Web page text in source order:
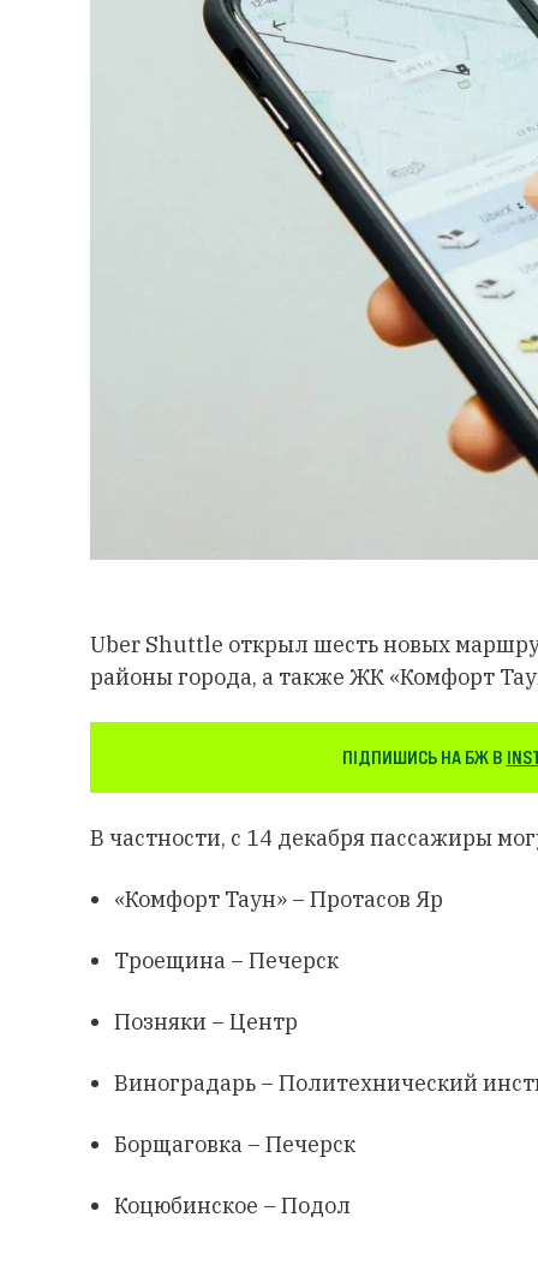
Uber Shuttle открыл шесть новых
районы города, а также ЖК «Комфорт
ПІДПИШИСЬ НА БЖ В
В частности, с 14 декабря пассажиры
«Комфорт Таун» – Протасов Яр
Троещина – Печерск
Позняки – Центр
Виноградарь – Политехнический
Борщаговка – Печерск
Коцюбинское – Подол